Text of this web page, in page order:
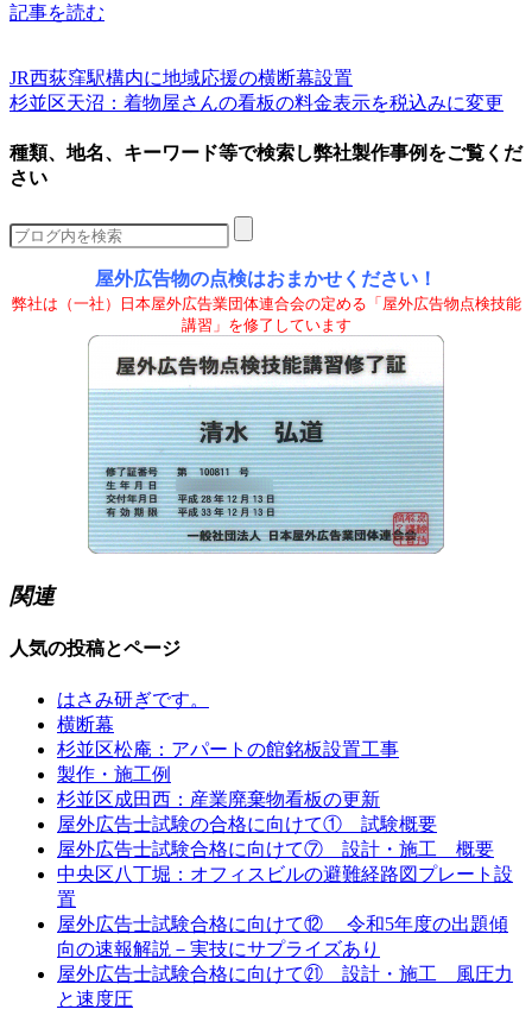
記事を読む
JR西荻窪駅構内に地域応援の横断幕設置
杉並区天沼：着物屋さんの看板の料金表示を税込みに変更
種類、地名、キーワード等で検索し弊社製作事例をご覧くだ
さい
屋外広告物の点検はおまかせください！
弊社は（一社）日本屋外広告業団体連合会の定める「屋外広告物点検技能
講習」を修了しています
関連
人気の投稿とページ
はさみ研ぎです。
横断幕
杉並区松庵：アパートの館銘板設置工事
製作・施工例
杉並区成田西：産業廃棄物看板の更新
屋外広告士試験の合格に向けて① 試験概要
屋外広告士試験合格に向けて⑦ 設計・施工 概要
中央区八丁堀：オフィスビルの避難経路図プレート設
置
屋外広告士試験合格に向けて⑫ 令和5年度の出題傾
向の速報解説－実技にサプライズあり
屋外広告士試験合格に向けて㉑ 設計・施工 風圧力
と速度圧